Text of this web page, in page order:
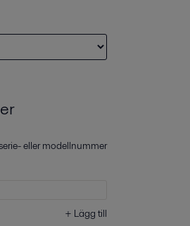
eller modellnummer
+ Lägg till